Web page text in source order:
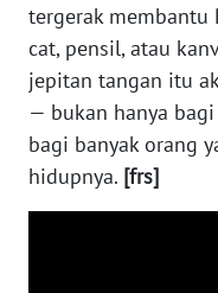
tergerak membantu
cat, pensil, atau
jepitan tangan itu
— bukan hanya
bagi banyak orang
hidupnya. [frs]
WN
BINJAI
WN
CIREBON